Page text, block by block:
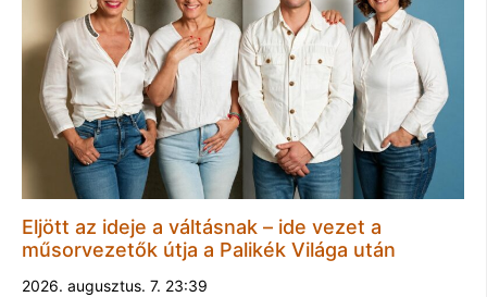
Eljött az ideje a váltásnak – ide vezet a
műsorvezetők útja a Palikék Világa után
2026. augusztus. 7. 23:39